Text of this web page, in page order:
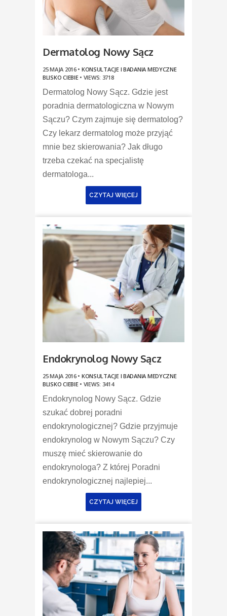
Dermatolog Nowy Sącz
25 MAJA 2016 • KONSULTACJE I BADANIA MEDYCZNE
BLISKO CIEBIE• VIEWS: 3718
Dermatolog Nowy Sącz. Gdzie jest
poradnia dermatologiczna w Nowym
Sączu? Czym zajmuje się dermatolog?
Czy lekarz dermatolog może przyjąć
mnie bez skierowania? Jak długo
trzeba czekać na specjalistę
dermatologa...
CZYTAJ WIĘCEJ
Endokrynolog Nowy Sącz
25 MAJA 2016 • KONSULTACJE I BADANIA MEDYCZNE
BLISKO CIEBIE• VIEWS: 3414
Endokrynolog Nowy Sącz. Gdzie
szukać dobrej poradni
endokrynologicznej? Gdzie przyjmuje
endokrynolog w Nowym Sączu? Czy
muszę mieć skierowanie do
endokrynologa? Z której Poradni
endokrynologicznej najlepiej...
CZYTAJ WIĘCEJ